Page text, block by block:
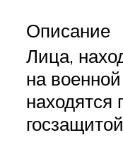
Описание
Лица,
на
находятся